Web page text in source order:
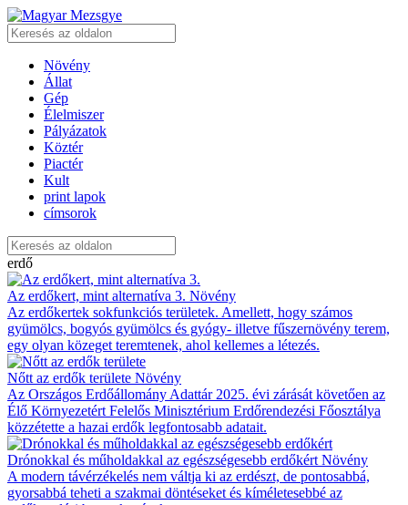
Növény
Állat
Gép
Élelmiszer
Pályázatok
Köztér
Piactér
Kult
print lapok
címsorok
erdő
Az erdőkert, mint alternatíva 3. Növény
Az erdőkertek sokfunkciós területek. Amellett, hogy számos
gyümölcs, bogyós gyümölcs és gyógy- illetve fűszernövény terem,
egy olyan közeget teremtenek, ahol kellemes a létezés.
Nőtt az erdők területe Növény
Az Országos Erdőállomány Adattár 2025. évi zárását követően az
Élő Környezetért Felelős Minisztérium Erdőrendezési Főosztálya
közzétette a hazai erdők legfontosabb adatait.
Drónokkal és műholdakkal az egészségesebb erdőkért Növény
A modern távérzékelés nem váltja ki az erdészt, de pontosabbá,
gyorsabbá teheti a szakmai döntéseket és kíméletesebbé az